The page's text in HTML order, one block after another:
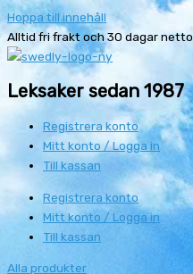
Hoppa till innehåll
Alltid fri frakt och 30 dagar netto
Leksaker sedan 1987
Registrera konto
Mitt konto / Logga in
Till kassan
Registrera konto
Mitt konto / Logga in
Till kassan
Alla produkter